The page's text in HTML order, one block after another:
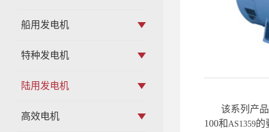
船用发电机
特种发电机
陆用发电机
高效电机
该系列产
100和AS1359的